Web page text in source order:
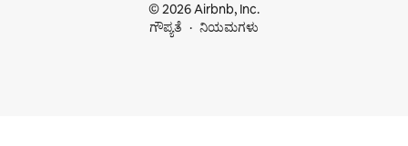
© 2026 Airbnb, Inc.
ಗೌಪ್ಯತೆ
ನಿಯಮಗಳು